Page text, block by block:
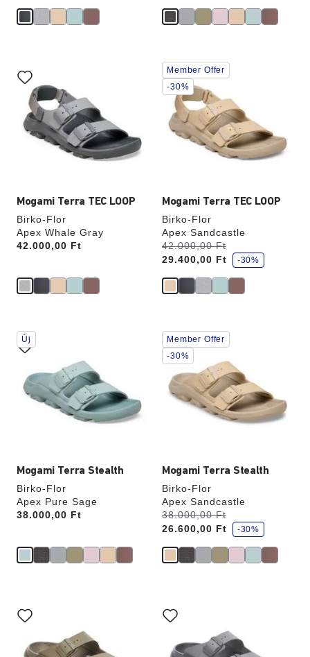
Mogami Terra TEC LOOP
Birko-Flor
Apex Whale Gray
Price:
42.000,00 Ft
színpalettával
való
interakció
frissíti
termékképet
Mogami Terra TEC LOOP
Birko-Flor
Apex Sandcastle
Volt:
42.000,00 Ft
most
29.400,00 Ft
k
e
d
e
m
-30%
A
színpalettával
való
interakció
frissíti
termékképet
Member Offer
-30%
Mogami Terra Stealth
Birko-Flor
Apex Pure Sage
Price:
38.000,00 Ft
A
színpalettával
való
interakció
frissíti
termékképet
Új
Mogami Terra Stealth
Birko-Flor
Apex Sandcastle
Volt:
38.000,00 Ft
most
26.600,00 Ft
k
e
d
e
m
-30%
A
színpalettával
való
interakció
frissíti
termékképet
Member Offer
-30%
színpalettával
való
frissíti
színpalettával
való
frissíti